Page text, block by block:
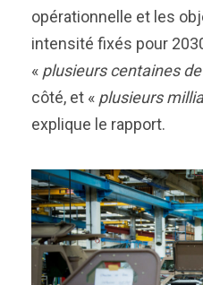
opérationnelle et les
intensité fixés pour
« plusieurs centaines
côté, et « plusieurs
explique le rapport.